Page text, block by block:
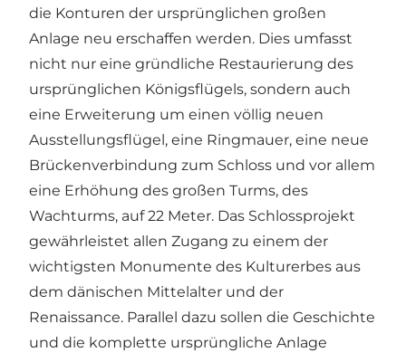
die Konturen der ursprünglichen großen
Anlage neu erschaffen werden. Dies umfasst
nicht nur eine gründliche Restaurierung des
ursprünglichen Königsflügels, sondern auch
eine Erweiterung um einen völlig neuen
Ausstellungsflügel, eine Ringmauer, eine neue
Brückenverbindung zum Schloss und vor allem
eine Erhöhung des großen Turms, des
Wachturms, auf 22 Meter. Das Schlossprojekt
gewährleistet allen Zugang zu einem der
wichtigsten Monumente des Kulturerbes aus
dem dänischen Mittelalter und der
Renaissance. Parallel dazu sollen die Geschichte
und die komplette ursprüngliche Anlage